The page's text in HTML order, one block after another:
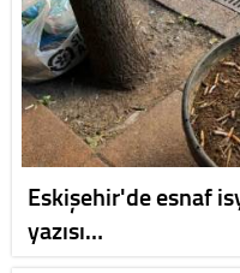
Eskişehir'de esnaf
yazısı…